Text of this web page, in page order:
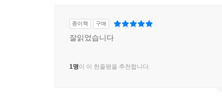
종이책 구매
잘읽었습니다
1명이 이 한줄평을 추천합니다.